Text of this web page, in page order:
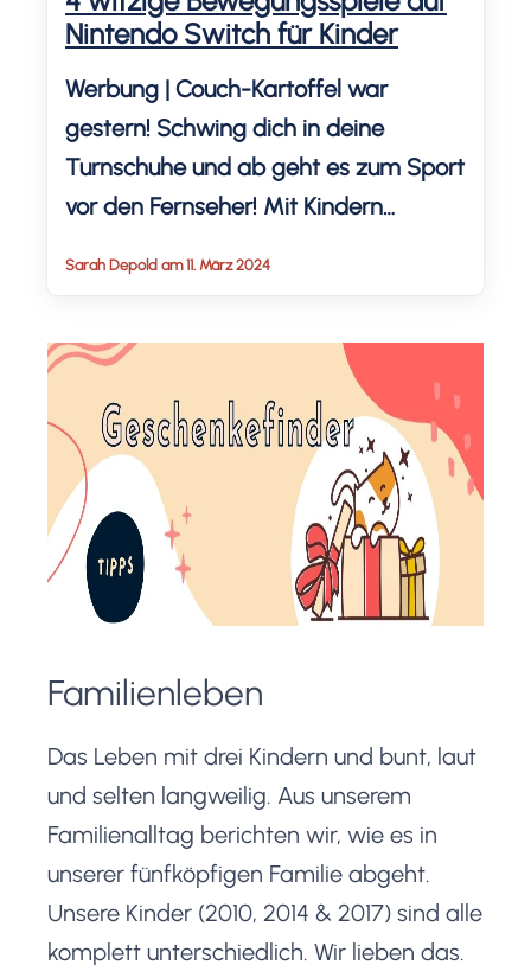
Nintendo Switch für Kinder
Werbung | Couch-Kartoffel war
gestern! Schwing dich in deine
Turnschuhe und ab geht es zum Sport
vor den Fernseher! Mit Kindern
Nintendo Switch doppelt Spaß. Wie
kommen, liest du in meinem
Erfahrungsbericht zu unseren liebsten
Bewegungsspielen für die Switch-
Konsole. Mit dabei sind Ring Fit
Adventure, Everybody 1-2-Switch, […]
Sarah Depold am 11. März 2024
Familienleben
Das Leben mit drei Kindern und bunt, laut
und selten langweilig. Aus unserem
Familienalltag berichten wir, wie es in
unserer fünfköpfigen Familie abgeht.
Unsere Kinder (2010, 2014 & 2017) sind alle
komplett unterschiedlich. Wir lieben das.